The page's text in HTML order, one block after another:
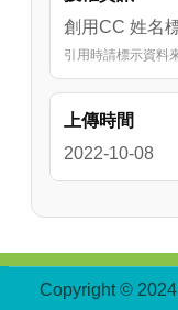
創用CC 姓名
引用時請標示資料
上傳時間
2022-10-08
Copyright ©